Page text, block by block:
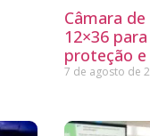
Câmara
12×36
proteção
7 de agosto de